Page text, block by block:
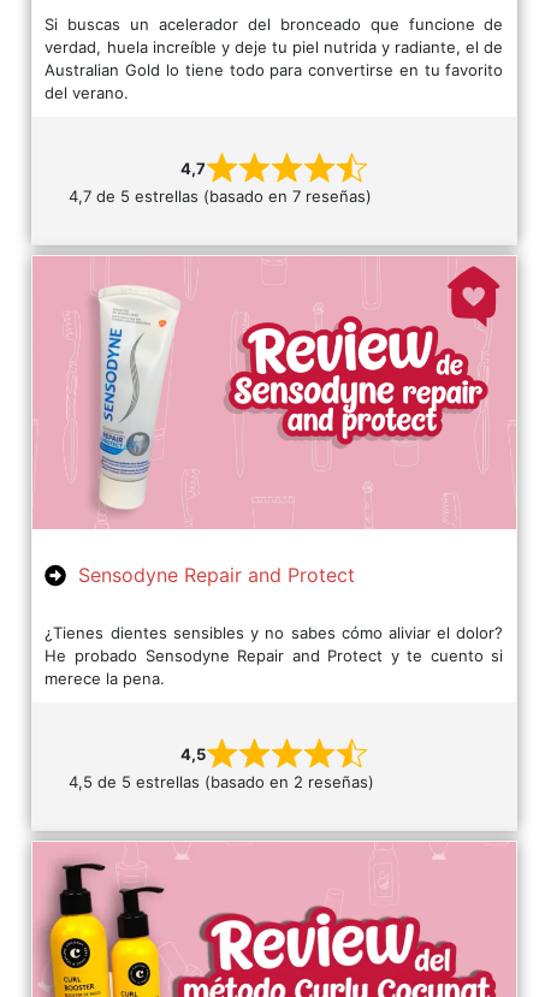
Si buscas un acelerador del bronceado que funcione de
verdad, huela increíble y deje tu piel nutrida y radiante, el de
Australian Gold lo tiene todo para convertirse en tu favorito
del verano.
4,7
4,7 de 5 estrellas (basado en 7 reseñas)
Sensodyne Repair and Protect
¿Tienes dientes sensibles y no sabes cómo aliviar el dolor?
He probado Sensodyne Repair and Protect y te cuento si
merece la pena.
4,5
4,5 de 5 estrellas (basado en 2 reseñas)